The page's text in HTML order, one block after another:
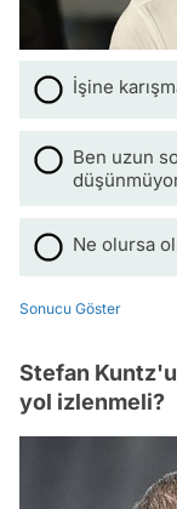
İşine
Ben uzun
Ne olursa
Sonucu Göster
Stefan
yol izlenmeli?